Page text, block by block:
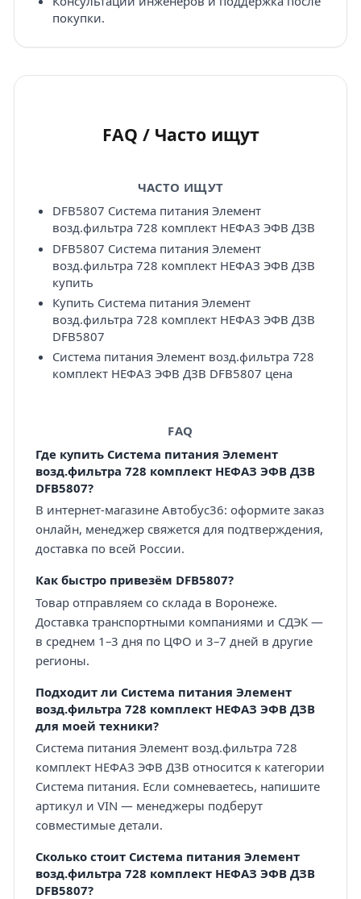
покупки.
FAQ / Часто ищут
ЧАСТО ИЩУТ
DFB5807 Система питания Элемент
возд.фильтра 728 комплект НЕФАЗ ЭФВ ДЗВ
DFB5807 Система питания Элемент
возд.фильтра 728 комплект НЕФАЗ ЭФВ ДЗВ
купить
Купить Система питания Элемент
возд.фильтра 728 комплект НЕФАЗ ЭФВ ДЗВ
DFB5807
Система питания Элемент возд.фильтра 728
комплект НЕФАЗ ЭФВ ДЗВ DFB5807 цена
FAQ
Где купить Система питания Элемент
возд.фильтра 728 комплект НЕФАЗ ЭФВ ДЗВ
DFB5807?
В интернет-магазине Автобус36: оформите заказ
онлайн, менеджер свяжется для подтверждения,
доставка по всей России.
Как быстро привезём DFB5807?
Товар отправляем со склада в Воронеже.
Доставка транспортными компаниями и СДЭК —
в среднем 1–3 дня по ЦФО и 3–7 дней в другие
регионы.
Подходит ли Система питания Элемент
возд.фильтра 728 комплект НЕФАЗ ЭФВ ДЗВ
для моей техники?
Система питания Элемент возд.фильтра 728
комплект НЕФАЗ ЭФВ ДЗВ относится к категории
Система питания. Если сомневаетесь, напишите
артикул и VIN — менеджеры подберут
совместимые детали.
Сколько стоит Система питания Элемент
возд.фильтра 728 комплект НЕФАЗ ЭФВ ДЗВ
DFB5807?